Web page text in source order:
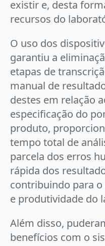
existir e, desta
recursos do
O uso dos
garantiu a
etapas de
manual de
destes em relação
especificação do
produto,
tempo total de
parcela dos erros
rápida dos
contribuindo para
e produtividade do
Além disso,
benefícios com o